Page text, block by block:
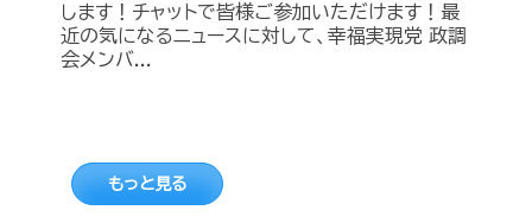
します！チャットで皆様ご参加いただけます！最
近の気になるニュースに対して、幸福実現党 政調
会メンバ...
もっと見る